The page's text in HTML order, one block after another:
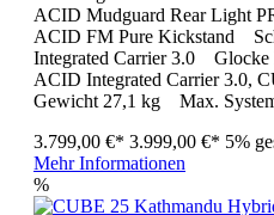
ACID Mudguard Rear Light
ACID FM Pure Kickstand
Integrated Carrier 3.0
ACID Integrated Carrier 3.0,
Gewicht 27,1 kg Max.
3.799,00 €* 3.999,00 €* 5%
Mehr Informationen
%